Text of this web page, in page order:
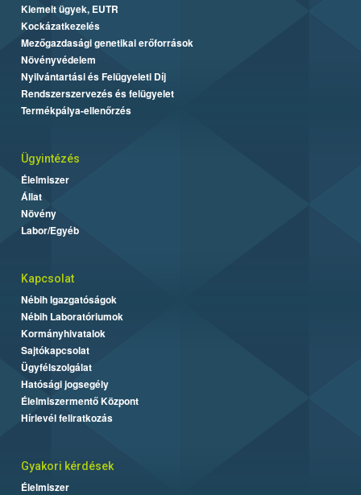
Kiemelt ügyek, EUTR
Kockázatkezelés
Mezőgazdasági genetikai erőforrások
Növényvédelem
Nyilvántartási és Felügyeleti Díj
Rendszerszervezés és felügyelet
Termékpálya-ellenőrzés
Ügyintézés
Élelmiszer
Állat
Növény
Labor/Egyéb
Kapcsolat
Nébih Igazgatóságok
Nébih Laboratóriumok
Kormányhivatalok
Sajtókapcsolat
Ügyfélszolgálat
Hatósági jogsegély
Élelmiszermentő Központ
Hírlevél feliratkozás
Gyakori kérdések
Élelmiszer